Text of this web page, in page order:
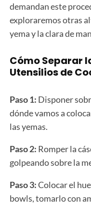
demandan este
exploraremos otras
yema y la clara de
Cómo Separar
Utensilios de
Paso 1: Disponer
dónde vamos a
las yemas.
Paso 2: Romper la
golpeando sobre la
Paso 3:Colocar el
bowls, tomarlo con